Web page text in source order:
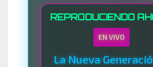
REPRODUCIENDO
EN VIVO